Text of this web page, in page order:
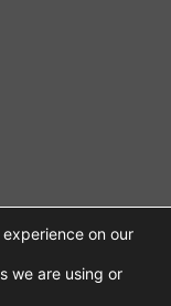
on our
we are using or